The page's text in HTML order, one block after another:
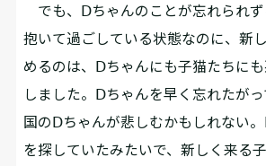
でも、Ⅾちゃんのことが忘れられず
抱いて過ごしている状態なのに、新
めるのは、Ⅾちゃんにも子猫たちに
しました。Ⅾちゃんを早く忘れたが
国のⅮちゃんが悲しむかもしれない
を探していたみたいで、新しく来る